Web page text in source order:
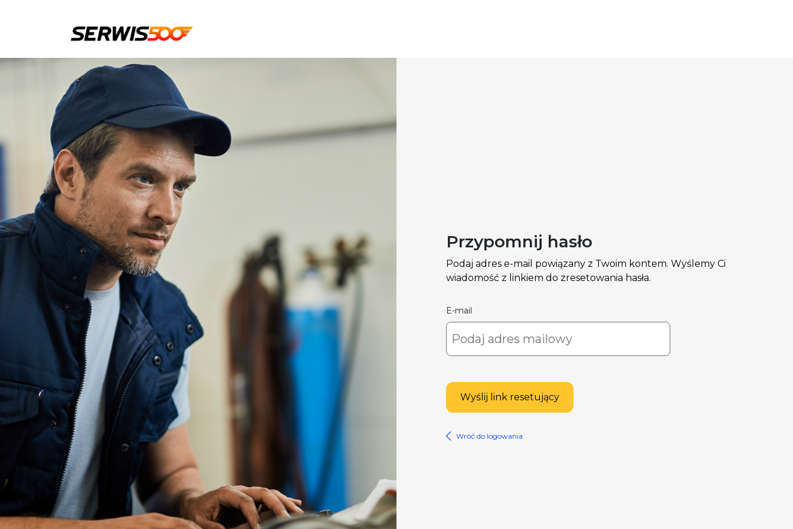
Przypomnij hasło
Podaj adres e-mail powiązany z Twoim kontem. Wyślemy Ci
wiadomość z linkiem do zresetowania hasła.
E-mail
Wyślij link resetujący
Wróć do logowania